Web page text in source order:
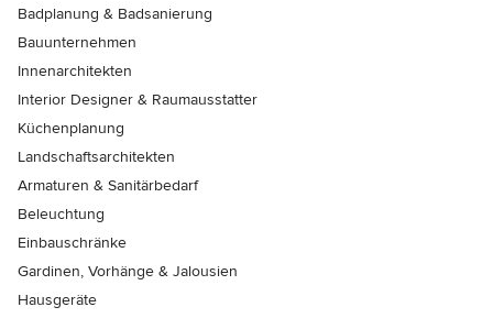
Badplanung & Badsanierung
Bauunternehmen
Innenarchitekten
Interior Designer & Raumausstatter
Küchenplanung
Landschaftsarchitekten
Armaturen & Sanitärbedarf
Beleuchtung
Einbauschränke
Gardinen, Vorhänge & Jalousien
Hausgeräte